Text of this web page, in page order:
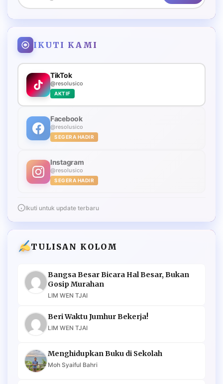
IKUTI KAMI
TikTok
@resolusico
AKTIF
Facebook
@resolusico
SEGERA HADIR
Instagram
@resolusico
SEGERA HADIR
Ikuti untuk update terbaru
TULISAN KOLOM
Bangsa Besar Bicara Hal Besar, Bukan
Gosip Murahan
LIM WEN TJAI
Beri Waktu Jumhur Bekerja!
LIM WEN TJAI
Menghidupkan Buku di Sekolah
Moh Syaiful Bahri